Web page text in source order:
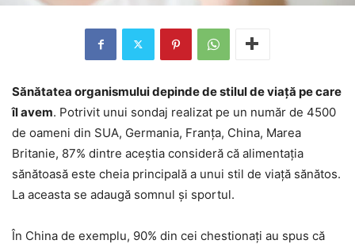
Sănătatea organismului depinde de stilul de viață pe care
îl avem. Potrivit unui sondaj realizat pe un număr de 4500
de oameni din SUA, Germania, Franța, China, Marea
Britanie, 87% dintre aceștia consideră că alimentația
sănătoasă este cheia principală a unui stil de viață sănătos.
La aceasta se adaugă somnul și sportul.
În China de exemplu, 90% din cei chestionați au spus că